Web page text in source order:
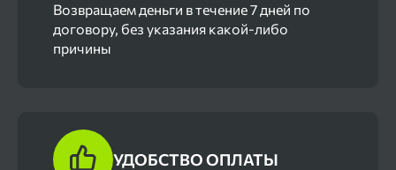
Возвращаем деньги в течение 7 дней по
договору, без указания какой-либо
причины
УДОБСТВО ОПЛАТЫ